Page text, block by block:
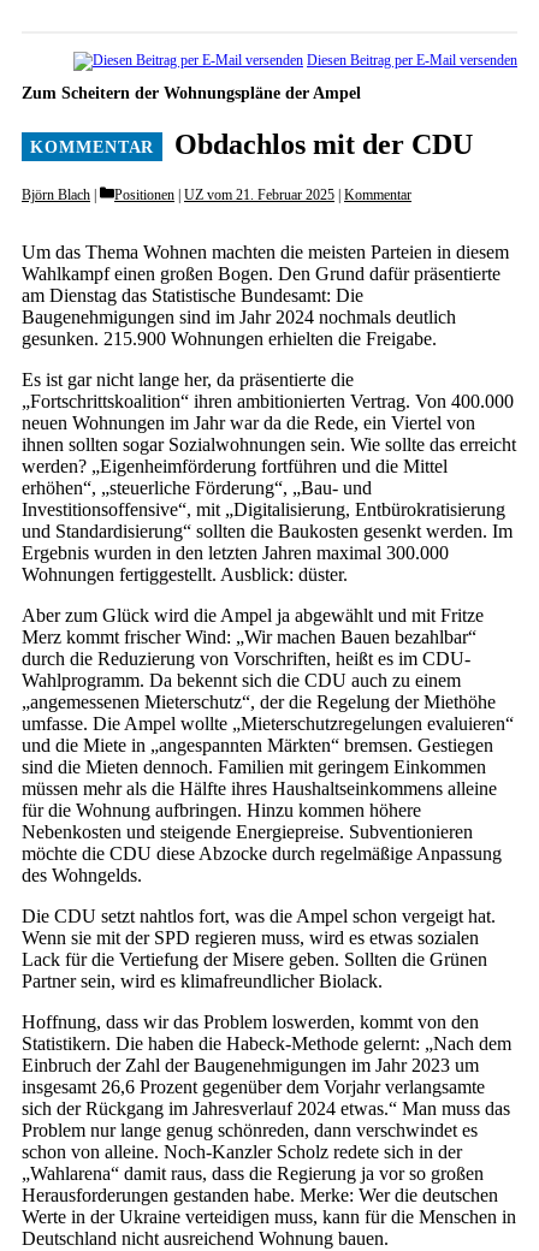
Diesen Beitrag per E-Mail versenden
Zum Scheitern der Wohnungspläne der Ampel
Obdachlos mit der CDU
Björn Blach Categories
Positionen UZ vom 21. Februar 2025 Kommentar
Um das Thema Wohnen machten die meisten Parteien in diesem
Wahlkampf einen großen Bogen. Den Grund dafür präsentierte
am Dienstag das Statistische Bundesamt: Die
Baugenehmigungen sind im Jahr 2024 nochmals deutlich
gesunken. 215.900 Wohnungen erhielten die Freigabe.
Es ist gar nicht lange her, da präsentierte die
„Fortschrittskoalition“ ihren ambitionierten Vertrag. Von 400.000
neuen Wohnungen im Jahr war da die Rede, ein Viertel von
ihnen sollten sogar Sozialwohnungen sein. Wie sollte das erreicht
werden? „Eigenheimförderung fortführen und die Mittel
erhöhen“, „steuerliche Förderung“, „Bau- und
Investitionsoffensive“, mit „Digitalisierung, Entbürokratisierung
und Standardisierung“ sollten die Baukosten gesenkt werden. Im
Ergebnis wurden in den letzten Jahren maximal 300.000
Wohnungen fertiggestellt. Ausblick: düster.
Aber zum Glück wird die Ampel ja abgewählt und mit Fritze
Merz kommt frischer Wind: „Wir machen Bauen bezahlbar“
durch die Reduzierung von Vorschriften, heißt es im CDU-
Wahlprogramm. Da bekennt sich die CDU auch zu einem
„angemessenen Mieterschutz“, der die Regelung der Miethöhe
umfasse. Die Ampel wollte „Mieterschutzregelungen evaluieren“
und die Miete in „angespannten Märkten“ bremsen. Gestiegen
sind die Mieten dennoch. Familien mit geringem Einkommen
müssen mehr als die Hälfte ihres Haushaltseinkommens alleine
für die Wohnung aufbringen. Hinzu kommen höhere
Nebenkosten und steigende Energiepreise. Subventionieren
möchte die CDU diese Abzocke durch regelmäßige Anpassung
des Wohngelds.
Die CDU setzt nahtlos fort, was die Ampel schon vergeigt hat.
Wenn sie mit der SPD regieren muss, wird es etwas sozialen
Lack für die Vertiefung der Misere geben. Sollten die Grünen
Partner sein, wird es klimafreundlicher Biolack.
Hoffnung, dass wir das Problem loswerden, kommt von den
Statistikern. Die haben die Habeck-Methode gelernt: „Nach dem
Einbruch der Zahl der Baugenehmigungen im Jahr 2023 um
insgesamt 26,6 Prozent gegenüber dem Vorjahr verlangsamte
sich der Rückgang im Jahresverlauf 2024 etwas.“ Man muss das
Problem nur lange genug schönreden, dann verschwindet es
schon von alleine. Noch-Kanzler Scholz redete sich in der
„Wahlarena“ damit raus, dass die Regierung ja vor so großen
Herausforderungen gestanden habe. Merke: Wer die deutschen
Werte in der Ukraine verteidigen muss, kann für die Menschen in
Deutschland nicht ausreichend Wohnung bauen.